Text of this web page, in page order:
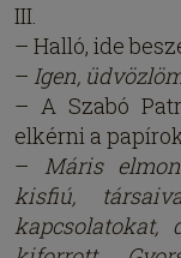
III.
– Halló, ide
– Igen,
– A Szabó
elkérni a
– Máris
kisfiú,